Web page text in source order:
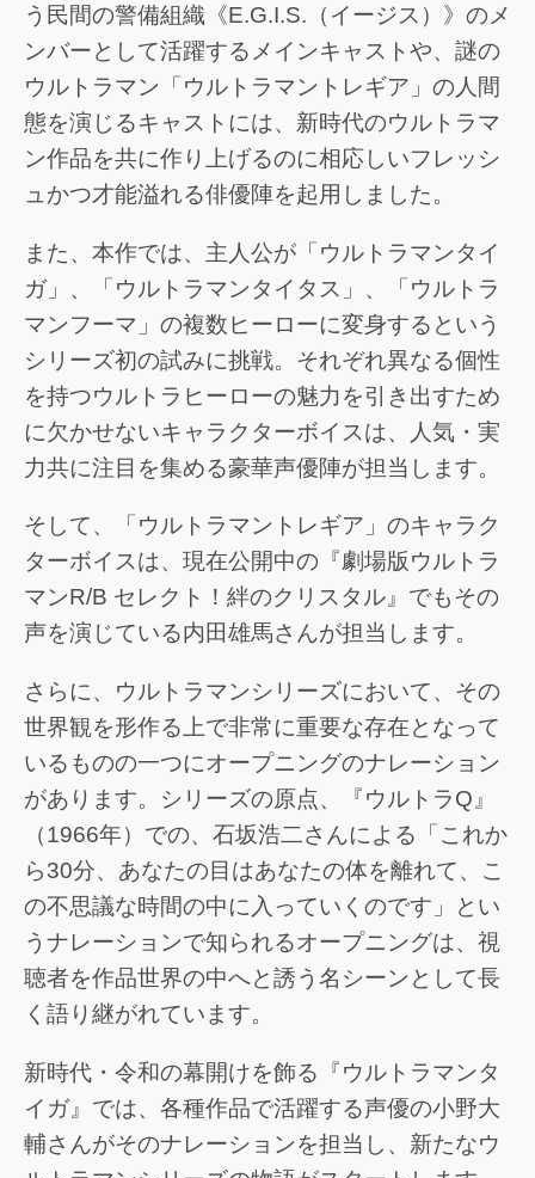
う民間の警備組織《E.G.I.S.（イージス）》のメ
ンバーとして活躍するメインキャストや、謎の
ウルトラマン「ウルトラマントレギア」の人間
態を演じるキャストには、新時代のウルトラマ
ン作品を共に作り上げるのに相応しいフレッシ
ュかつ才能溢れる俳優陣を起用しました。
また、本作では、主人公が「ウルトラマンタイ
ガ」、「ウルトラマンタイタス」、「ウルトラ
マンフーマ」の複数ヒーローに変身するという
シリーズ初の試みに挑戦。それぞれ異なる個性
を持つウルトラヒーローの魅力を引き出すため
に欠かせないキャラクターボイスは、人気・実
力共に注目を集める豪華声優陣が担当します。
そして、「ウルトラマントレギア」のキャラク
ターボイスは、現在公開中の『劇場版ウルトラ
マンR/B セレクト！絆のクリスタル』でもその
声を演じている内田雄馬さんが担当します。
さらに、ウルトラマンシリーズにおいて、その
世界観を形作る上で非常に重要な存在となって
いるものの一つにオープニングのナレーション
があります。シリーズの原点、『ウルトラQ』
（1966年）での、石坂浩二さんによる「これか
ら30分、あなたの目はあなたの体を離れて、こ
の不思議な時間の中に入っていくのです」とい
うナレーションで知られるオープニングは、視
聴者を作品世界の中へと誘う名シーンとして長
く語り継がれています。
新時代・令和の幕開けを飾る『ウルトラマンタ
イガ』では、各種作品で活躍する声優の小野大
輔さんがそのナレーションを担当し、新たなウ